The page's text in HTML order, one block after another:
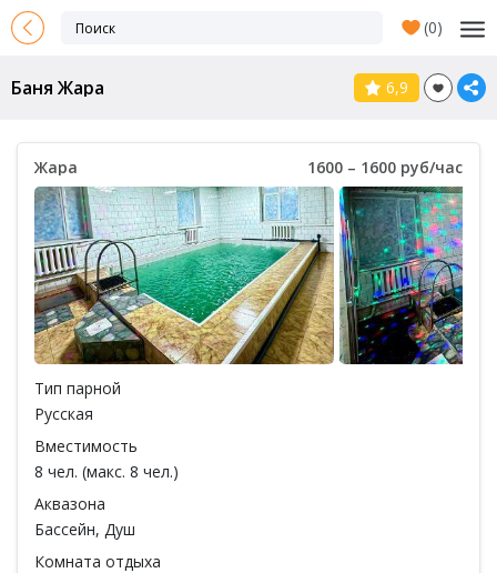
(0)
Баня Жара 6,9
Жара 1600 – 1600 руб/час
Тип парной
Русская
Вместимость
8 чел. (макс. 8 чел.)
Аквазона
Бассейн, Душ
Комната отдыха